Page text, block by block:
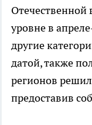
Отечественной
уровне в
другие
датой, также
регионов
предоставив